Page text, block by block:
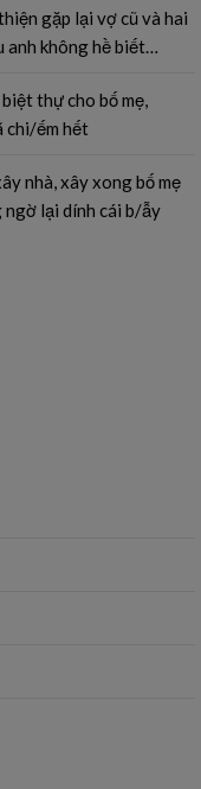
gặp lại vợ cũ và hai
anh không hề biết…
thự cho bố mẹ,
chi/ếm hết
nhà, xây xong bố mẹ
ngờ lại dính cái b/ẫy